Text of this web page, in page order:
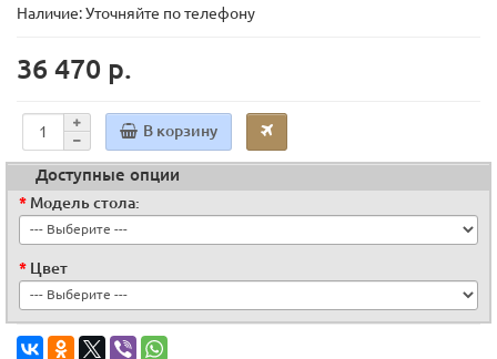
Наличие: Уточняйте по телефону
36 470 р.
В корзину
Доступные опции
Модель стола:
Цвет